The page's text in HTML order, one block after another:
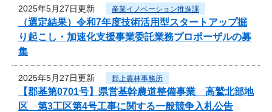
2025年5月27日更新 産業イノベーション推進課
（選定結果）令和7年度技術活用型スタートアップ掘
り起こし・加速化支援事業委託業務プロポーザルの募
集
2025年5月27日更新 郡上農林事務所
【郡基第0701号】県営基幹農道整備事業 高鷲北部地
区 第3工区第4号工事に関する一般競争入札公告